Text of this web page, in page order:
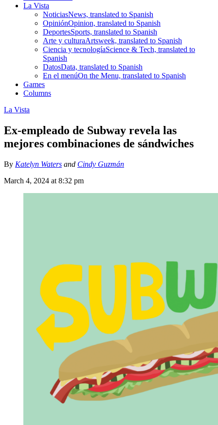
La Vista
NoticiasNews, translated to Spanish
OpiniónOpinion, translated to Spanish
DeportesSports, translated to Spanish
Arte y culturaArtsweek, translated to Spanish
Ciencia y tecnologíaScience & Tech, translated to
Spanish
DatosData, translated to Spanish
En el menúOn the Menu, translated to Spanish
Games
Columns
La Vista
Ex-empleado de Subway revela las
mejores combinaciones de sándwiches
By Katelyn Waters and Cindy Guzmán
March 4, 2024 at 8:32 pm